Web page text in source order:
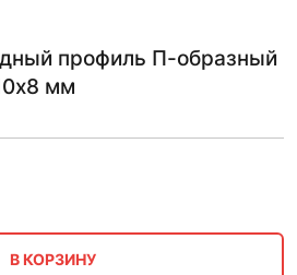
профиль П-образный
мм
В КОРЗИНУ